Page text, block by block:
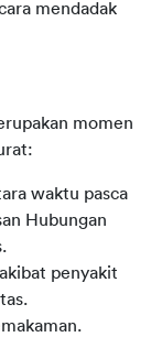
mendadak
momen
waktu pasca
Hubungan
penyakit